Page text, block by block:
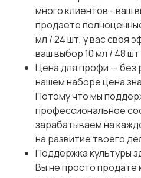
много клиентов - ваш
продаете
мл / 24 шт, у вас своя
ваш выбор 10 мл / 48 шт
Цена для профи — без
нашем наборе цена
Потому что мы
профессиональное
зарабатываем на
на развитие твоего
Поддержка культуры
Вы не просто продате